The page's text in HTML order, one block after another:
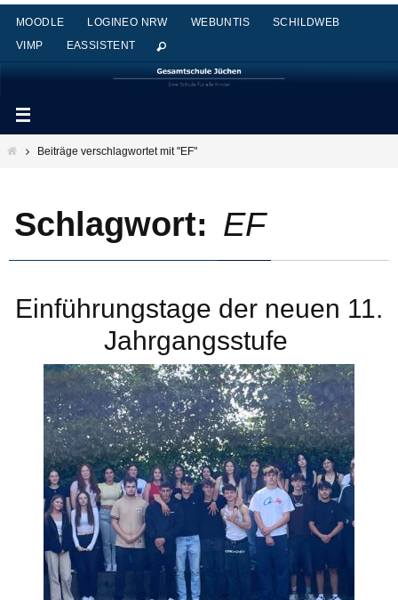
Zum
Inhalt
springen
MOODLE LOGINEO NRW WEBUNTIS
SCHILDWEB
VIMP
EASSISTENT
StartBeiträge verschlagwortet mit "EF"
Schlagwort: EF
Einführungstage der neuen 11.
Jahrgangsstufe